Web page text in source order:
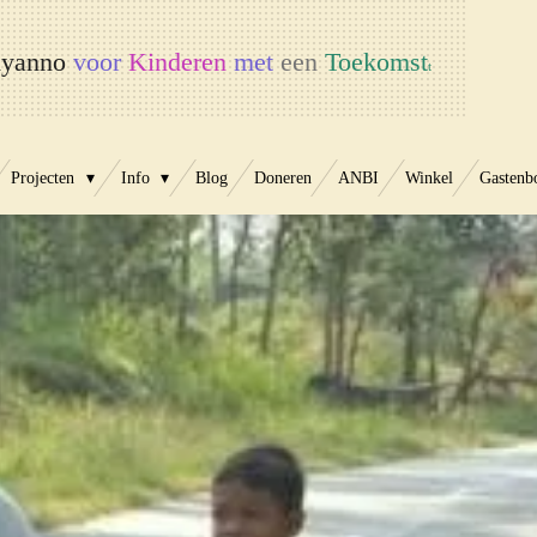
voorKinderenmeteenToekomstt
Projecten Info Blog Doneren ANBI Winkel